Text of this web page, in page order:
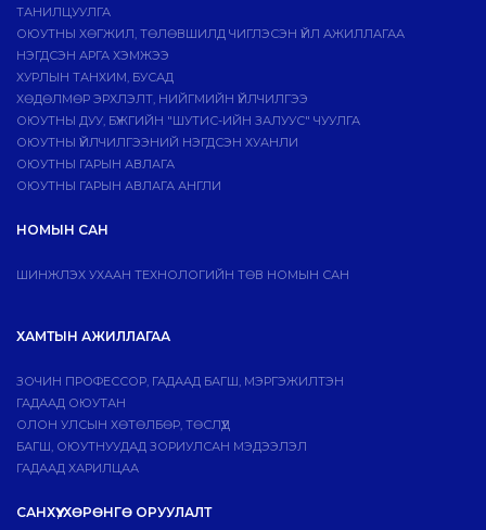
ТАНИЛЦУУЛГА
ОЮУТНЫ ХӨГЖИЛ, ТӨЛӨВШИЛД ЧИГЛЭСЭН ҮЙЛ АЖИЛЛАГАА
НЭГДСЭН АРГА ХЭМЖЭЭ
ХУРЛЫН ТАНХИМ, БУСАД
ХӨДӨЛМӨР ЭРХЛЭЛТ, НИЙГМИЙН ҮЙЛЧИЛГЭЭ
ОЮУТНЫ ДУУ, БҮЖГИЙН "ШУТИС-ИЙН ЗАЛУУС" ЧУУЛГА
ОЮУТНЫ ҮЙЛЧИЛГЭЭНИЙ НЭГДСЭН ХУАНЛИ
ОЮУТНЫ ГАРЫН АВЛАГА
ОЮУТНЫ ГАРЫН АВЛАГА АНГЛИ
НОМЫН САН
ШИНЖЛЭХ УХААН ТЕХНОЛОГИЙН ТӨВ НОМЫН САН
ХАМТЫН АЖИЛЛАГАА
ЗОЧИН ПРОФЕССОР, ГАДААД БАГШ, МЭРГЭЖИЛТЭН
ГАДААД ОЮУТАН
ОЛОН УЛСЫН ХӨТӨЛБӨР, ТӨСЛҮҮД
БАГШ, ОЮУТНУУДАД ЗОРИУЛСАН МЭДЭЭЛЭЛ
ГАДААД ХАРИЛЦАА
САНХҮҮ, ХӨРӨНГӨ ОРУУЛАЛТ